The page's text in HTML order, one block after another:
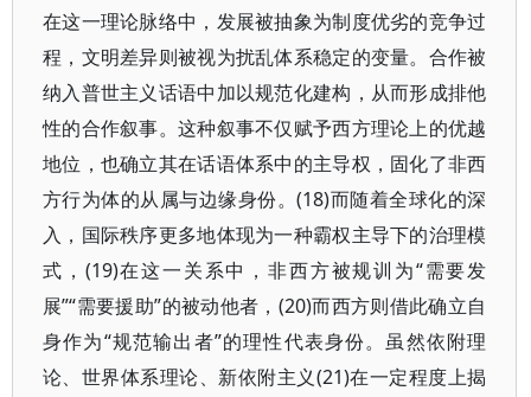
在这一理论脉络中，发展被抽象为制度优劣的竞争过
程，文明差异则被视为扰乱体系稳定的变量。合作被
纳入普世主义话语中加以规范化建构，从而形成排他
性的合作叙事。这种叙事不仅赋予西方理论上的优越
地位，也确立其在话语体系中的主导权，固化了非西
方行为体的从属与边缘身份。(18)而随着全球化的深
入，国际秩序更多地体现为一种霸权主导下的治理模
式，(19)在这一关系中，非西方被规训为“需要发
展”“需要援助”的被动他者，(20)而西方则借此确立自
身作为“规范输出者”的理性代表身份。虽然依附理
论、世界体系理论、新依附主义(21)在一定程度上揭